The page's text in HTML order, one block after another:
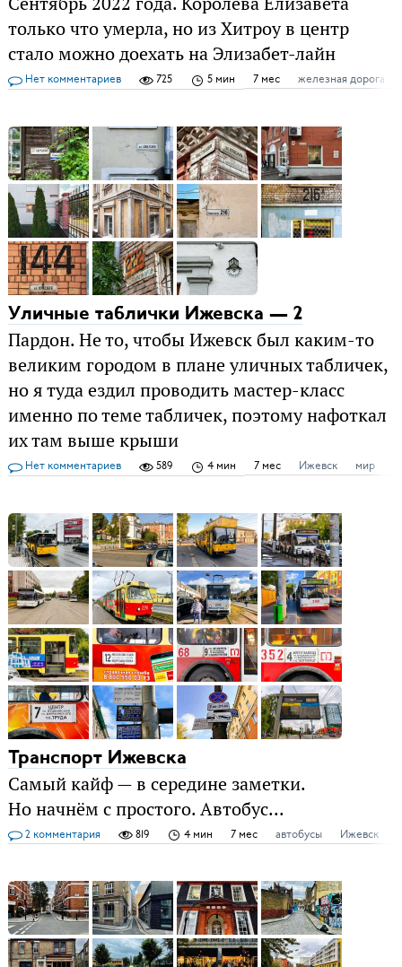
только что умерла, но из Хитроу в центр
стало можно доехать на Элизабет-лайн
Нет комментариев 725 5 мин 7 мес железная дорога
Уличные таблички Ижевска — 2
Пардон. Не то, чтобы Ижевск был каким-то
великим городом в плане уличных табличек,
но я туда ездил проводить мастер-класс
именно по теме табличек, поэтому нафоткал
их там выше крыши
Нет комментариев 589 4 мин 7 мес Ижевск мир
Транспорт Ижевска
Самый кайф — в середине заметки.
Но начнём с простого. Автобус...
2 комментария 819 4 мин 7 мес автобусы Ижевск